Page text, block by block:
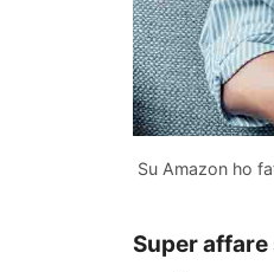
Su Amazon ho
Super